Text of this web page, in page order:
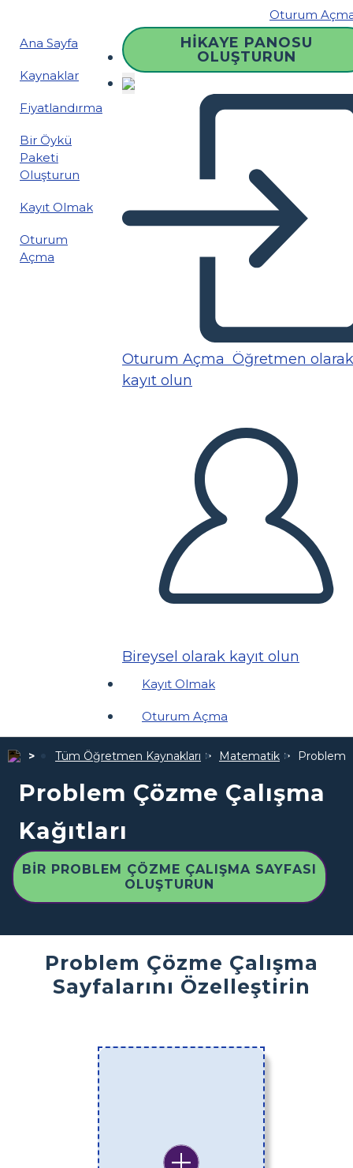
Oturum
Ana Sayfa
Kaynaklar
Fiyatlandırma
Bir Öykü
Paketi
Oluşturun
Kayıt Olmak
Oturum
Açma
HIKAYE PANOSU
OLUŞTURUN
Oturum Açma Öğretmen olarak
kayıt olun
Bireysel olarak kayıt olun
Kayıt Olmak
Oturum Açma
Tüm Öğretmen Kaynakları Matematik Problem
Problem Çözme Çalışma
Kağıtları
BIR PROBLEM ÇÖZME ÇALIŞMA SAYFASI
OLUŞTURUN
Problem Çözme Çalışma
Sayfalarını Özelleştirin